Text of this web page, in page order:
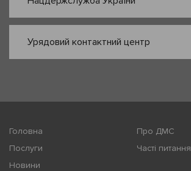
Урядовий контактний центр
Головна
Про ДМС
Послуги
Часті питання
Новини